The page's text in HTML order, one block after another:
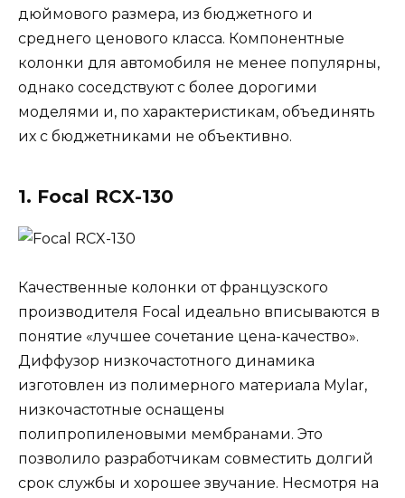
дюймового размера, из бюджетного и
среднего ценового класса. Компонентные
колонки для автомобиля не менее популярны,
однако соседствуют с более дорогими
моделями и, по характеристикам, объединять
их с бюджетниками не объективно.
1. Focal RCX-130
Качественные колонки от французского
производителя Focal идеально вписываются в
понятие «лучшее сочетание цена-качество».
Диффузор низкочастотного динамика
изготовлен из полимерного материала Mylar,
низкочастотные оснащены
полипропиленовыми мембранами. Это
позволило разработчикам совместить долгий
срок службы и хорошее звучание. Несмотря на